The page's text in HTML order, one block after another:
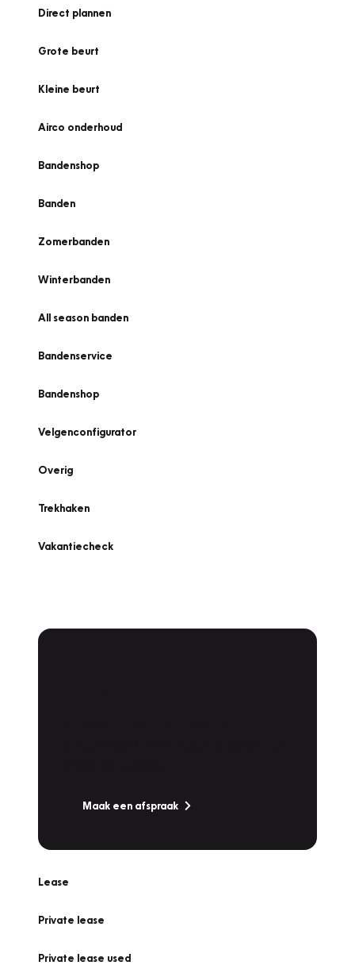
Direct plannen
Grote beurt
Kleine beurt
Airco onderhoud
Bandenshop
Banden
Zomerbanden
Winterbanden
All season banden
Bandenservice
Bandenshop
Velgenconfigurator
Overig
Trekhaken
Vakantiecheck
Maak een afspraak
Lease
Private lease
Private lease used